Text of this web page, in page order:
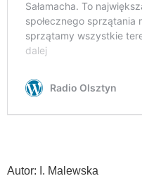
Autor: I. Malewska